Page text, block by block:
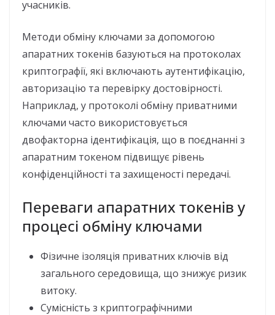
учасників.
Методи обміну ключами за допомогою
апаратних токенів базуються на протоколах
криптографії, які включають аутентифікацію,
авторизацію та перевірку достовірності.
Наприклад, у протоколі обміну приватними
ключами часто використовується
двофакторна ідентифікація, що в поєднанні з
апаратним токеном підвищує рівень
конфіденційності та захищеності передачі.
Переваги апаратних токенів у
процесі обміну ключами
Фізичне ізоляція приватних ключів від
загального середовища, що знижує ризик
витоку.
Сумісність з криптографічними